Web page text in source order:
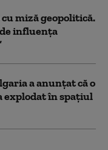
miză geopolitică.
influența
a anunţat că o
explodat în spaţiul